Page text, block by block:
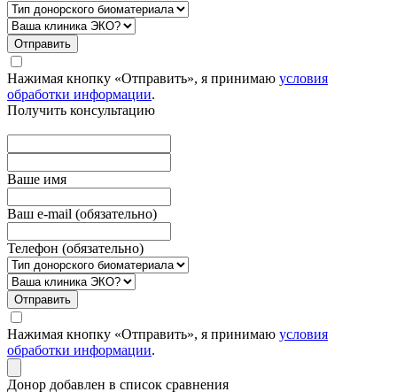
Отправить
Нажимая кнопку «Отправить», я принимаю условия
обработки информации.
Получить консультацию
Вашe имя
Ваш e-mail (обязательно)
Телефон (обязательно)
Отправить
Нажимая кнопку «Отправить», я принимаю условия
обработки информации.
Донор добавлен в список сравнения